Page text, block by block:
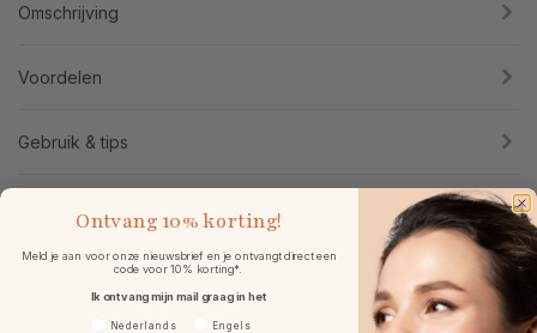
Omschrijving
Voordelen
Gebruik & tips
Specificaties
Ontvang 10% korting!
Meld je aan voor onze nieuwsbrief en je ontvangt direct een
code voor 10% korting*.
Ik ontvang mijn mail graag in het
Voorkeurtaal
Nederlands Engels